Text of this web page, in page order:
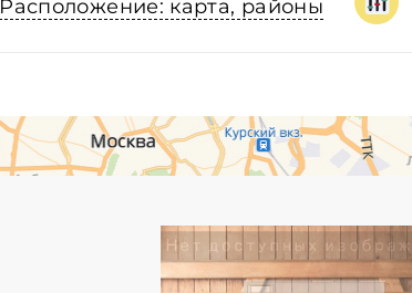
Расположение: карта, районы